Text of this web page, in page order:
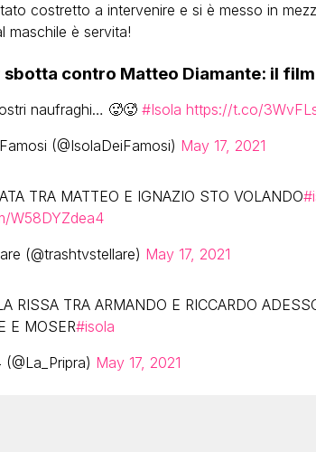
costretto a intervenire e si è messo in
maschile è servita!
sbotta contro Matteo Diamante: il
naufraghi… 🥵🥵 #Isola https://t.co/
(@IsolaDeiFamosi) May 17, 2021
TRA MATTEO E IGNAZIO STO VOLANDO
W58DYZdea4
(@trashtvstellare) May 17, 2021
RISSA TRA ARMANDO E RICCARDO
E MOSER#isola
May 17, 2021